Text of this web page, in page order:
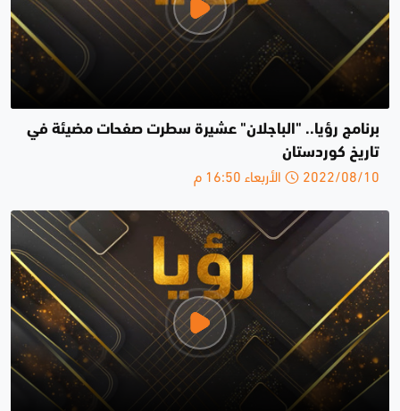
برنامج رؤيا.. "الباجلان" عشيرة سطرت صفحات مضيئة في
تاريخ كوردستان
2022/08/10 الأربعاء 16:50 م